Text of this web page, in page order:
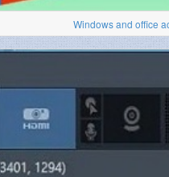
Windows and office